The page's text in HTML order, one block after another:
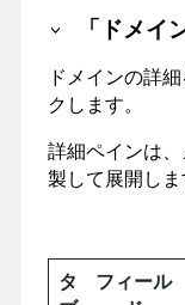
「ドメイ
ドメインの詳
クします。
詳細ペインは
製して展開しま
タ
フィール